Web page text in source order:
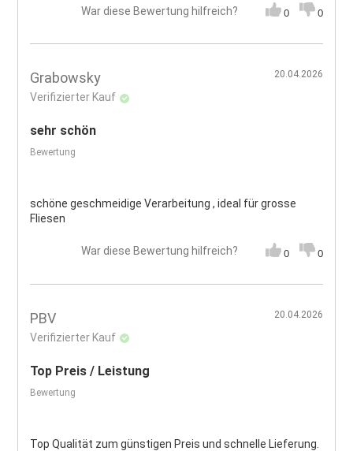
War diese Bewertung hilfreich? 0 0
Grabowsky
Verifizierter Kauf
20.04.2026
sehr schön
Bewertung
schöne geschmeidige Verarbeitung , ideal für grosse
Fliesen
War diese Bewertung hilfreich? 0 0
PBV
Verifizierter Kauf
20.04.2026
Top Preis / Leistung
Bewertung
Top Qualität zum günstigen Preis und schnelle Lieferung.